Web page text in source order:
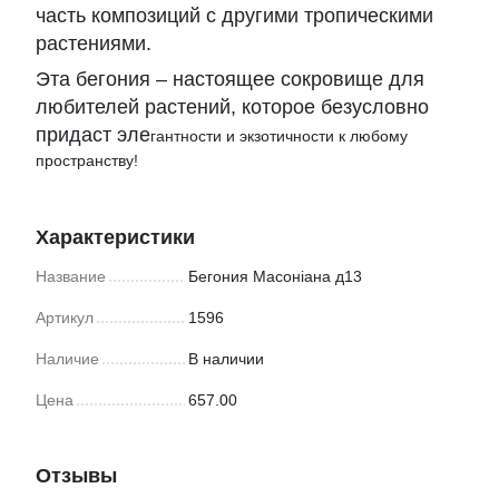
часть композиций с другими тропическими
растениями.
Эта бегония – настоящее сокровище для
любителей растений, которое безусловно
придаст элегантности и экзотичности к любому
пространству!
Характеристики
Название Бегония Масоніана д13
Артикул 1596
Наличие В наличии
Цена 657.00
Отзывы